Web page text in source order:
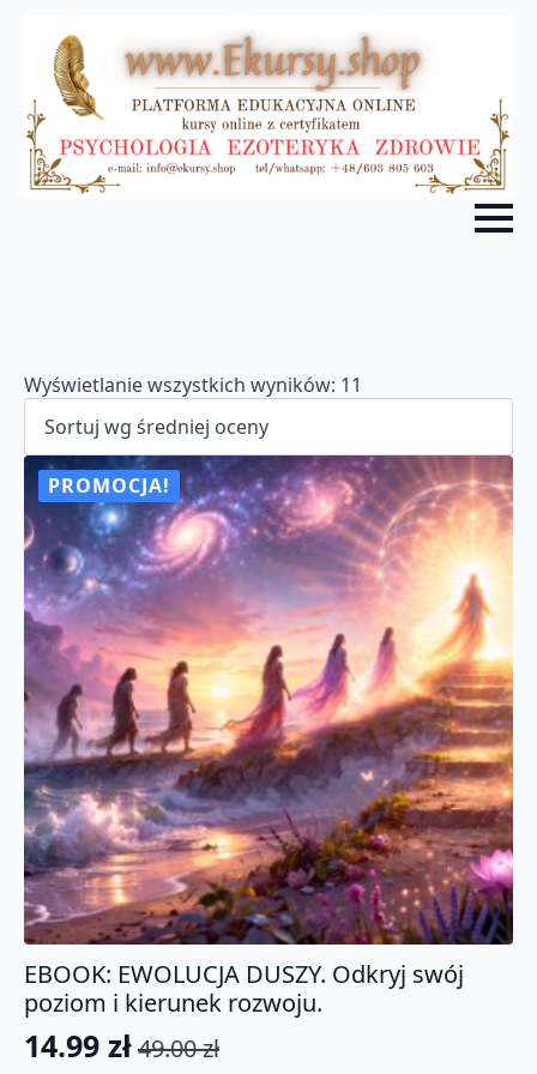
Wyświetlanie wszystkich wyników: 11
oceny
PROMOCJA!
EBOOK: EWOLUCJA DUSZY. Odkryj swój
poziom i kierunek rozwoju.
49.00zł
Pierwotna
14.99 zł
Aktualna